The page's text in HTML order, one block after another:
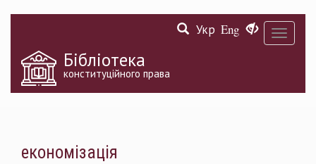
Toggle
Укр Eng
Бібліотека
конституційного права
економізація